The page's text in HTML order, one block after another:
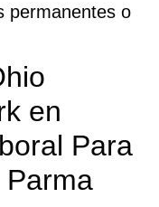
permanentes o
en
Para
Parma